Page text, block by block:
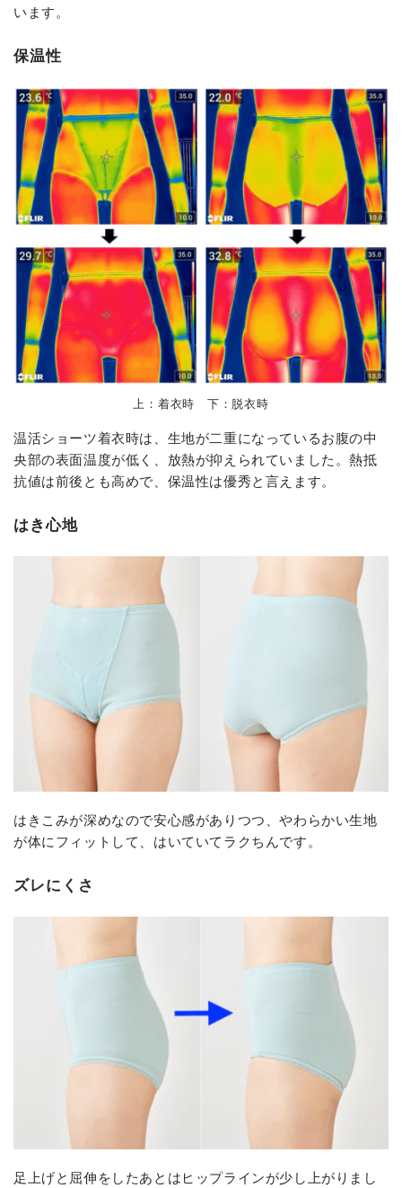
います。
保温性
上：着衣時 下：脱衣時
温活ショーツ着衣時は、生地が二重になっているお腹の中
央部の表面温度が低く、放熱が抑えられていました。熱抵
抗値は前後とも高めで、保温性は優秀と言えます。
はき心地
はきこみが深めなので安心感がありつつ、やわらかい生地
が体にフィットして、はいていてラクちんです。
ズレにくさ
足上げと屈伸をしたあとはヒップラインが少し上がりまし